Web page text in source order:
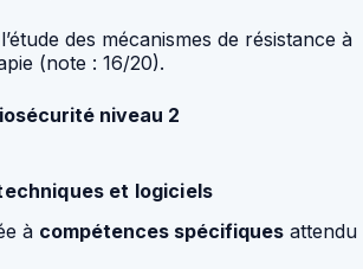
des mécanismes de résistance à
(note : 16/20).
niveau 2
et logiciels
à compétences spécifiques attendu